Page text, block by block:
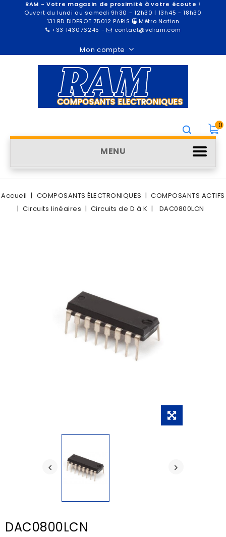
RAM - Votre magasin de proximité à votre écoute !
Ouvert du lundi au samedi 9h30 - 12h30 | 13h45 - 18h30
131 BD DIDEROT 75012 PARIS
Métro Nation
+33 143076245 - contact@vdram.com
Mon compte
0
MENU
Accueil COMPOSANTS ÉLECTRONIQUES
COMPOSANTS ACTIFS
Circuits linéaires
Circuits de D à K DAC0800LCN
DAC0800LCN